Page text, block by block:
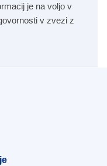
je na voljo v
v zvezi z